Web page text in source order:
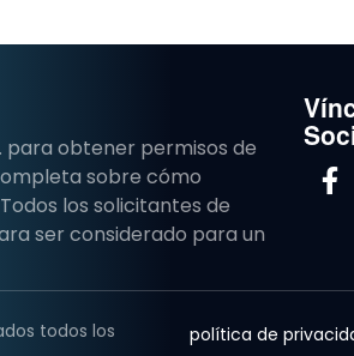
para obtener permisos de
sobre cómo
los solicitantes de
ser considerado para un
todos los política de